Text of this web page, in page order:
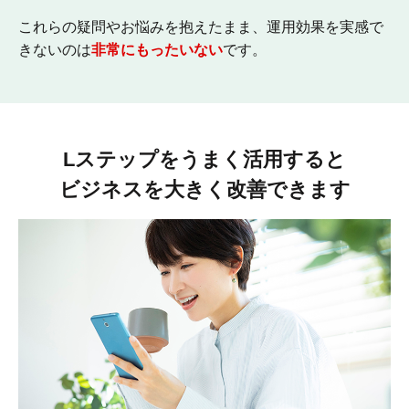
これらの疑問やお悩みを抱えたまま、運用効果を実感で
きないのは非常にもったいないです。
Lステップをうまく活用すると
ビジネスを大きく改善できます